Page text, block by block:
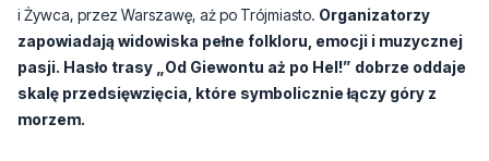
i Żywca, przez Warszawę, aż po Trójmiasto. Organizatorzy
zapowiadają widowiska pełne folkloru, emocji i muzycznej
pasji. Hasło trasy „Od Giewontu aż po Hel!” dobrze oddaje
skalę przedsięwzięcia, które symbolicznie łączy góry z
morzem.